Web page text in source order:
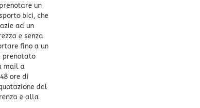
un
bici, che
ad un
e senza
fino a un
prenotato
mail a
ore di
del
e alla